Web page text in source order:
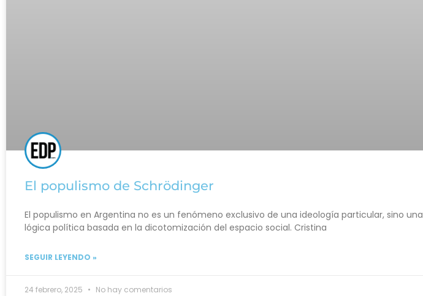
El populismo de Schrödinger
El populismo en Argentina no es un fenómeno exclusivo de una ideología particular, sino una
lógica política basada en la dicotomización del espacio social. Cristina
SEGUIR LEYENDO »
24 febrero, 2025 No hay comentarios